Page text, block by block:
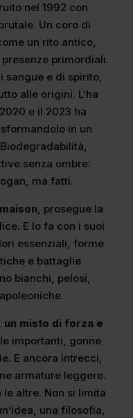
nel 1992 con
Un coro di
un rito antico,
primordiali.
sangue e di spirito,
alle origini. L’ha
e il 2023 ha
in un
senza ombre:
ma fatti.
, prosegue la
E lo fa con i suoi
essenziali, forme
e battaglie
bianchi, pelosi,
misto di forza e
importanti, gonne
E ancora intrecci,
armature leggere.
altre. Non si limita
una filosofia,